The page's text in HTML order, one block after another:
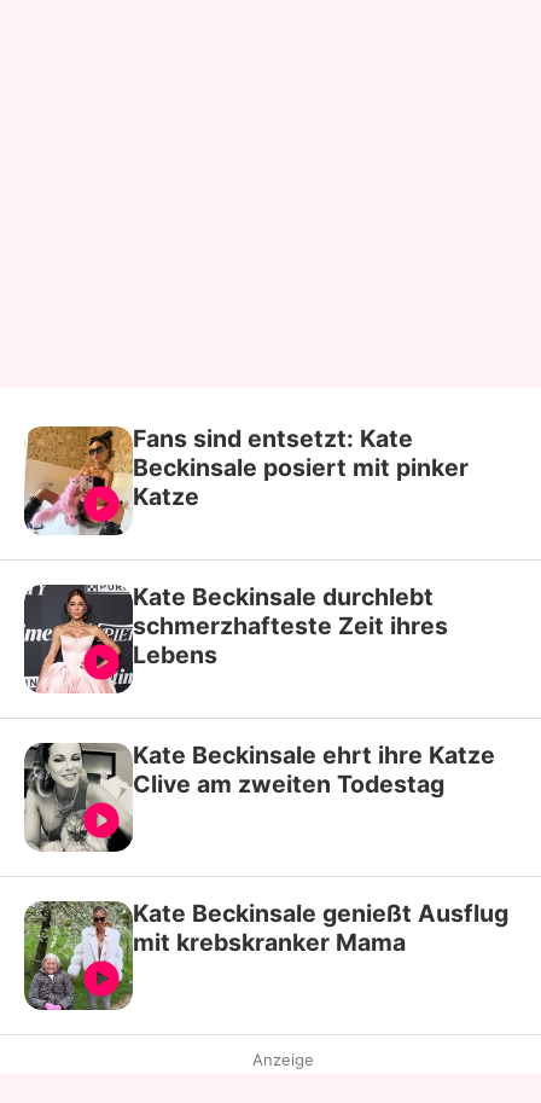
Fans sind entsetzt: Kate
Beckinsale posiert mit pinker
Katze
Kate Beckinsale durchlebt
schmerzhafteste Zeit ihres
Lebens
Kate Beckinsale ehrt ihre Katze
Clive am zweiten Todestag
Kate Beckinsale genießt Ausflug
mit krebskranker Mama
Anzeige